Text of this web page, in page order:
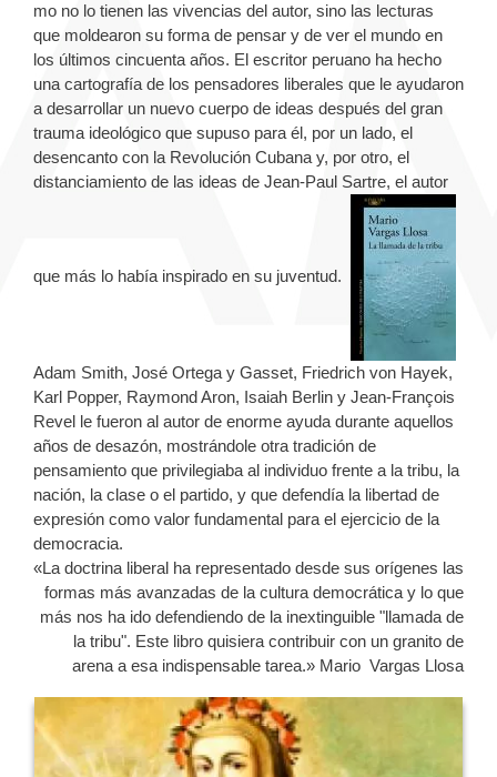
mo no lo tienen las vivencias del autor, sino las lec­turas
que moldearon su forma de pensar y de ver el mundo en
los últimos cincuenta años. El escritor peruano ha hecho
una cartografía de los pensa­dores liberales que le ayudaron
a desarrollar un nuevo cuerpo de ideas después del gran
trauma ideológico que supuso para él, por un lado, el
desencanto con la Revolución Cubana y, por otro, el
distancia­miento de las ideas de Jean-Paul Sartre, el autor
que más lo había inspirado en su juventud.
Adam Smith, José Ortega y Gasset, Friedrich von Hayek,
Karl Popper, Raymond Aron, Isaiah Berlin y Jean-François
Revel le fueron al autor de enorme ayuda durante aquellos
años de desazón, mostrándole otra tradición de
pensamiento que privilegiaba al individuo frente a la tribu, la
nación, la clase o el partido, y que defendía la libertad de
expresión como valor fundamental para el ejerci­cio de la
democracia.
«La doctrina liberal ha representado desde sus orígenes las
formas más avanzadas de la cultura democrática y lo que
más nos ha ido defendiendo de la inextinguible "llamada de
la tribu". Este libro quisiera contribuir con un gra­nito de
arena a esa indispensable tarea.» Mario Vargas Llosa